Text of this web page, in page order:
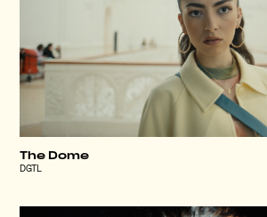
The Dome
DGTL